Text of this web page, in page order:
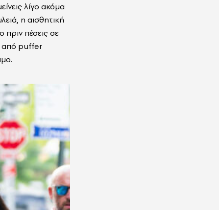
λίγο ακόμα
η αισθητική
πριν πέσεις σε
από puffer